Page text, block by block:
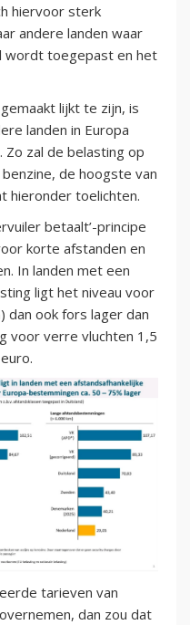
hiervoor sterk
andere landen waar
wordt toegepast en het
lijkt te zijn, is
landen in Europa
Zo zal de belasting op
de hoogste van
hieronder toelichten.
betaalt’-principe
korte afstanden en
In landen met een
ligt het niveau voor
dan ook fors lager dan
voor verre vluchten 1,5
tarieven van
dan zou dat